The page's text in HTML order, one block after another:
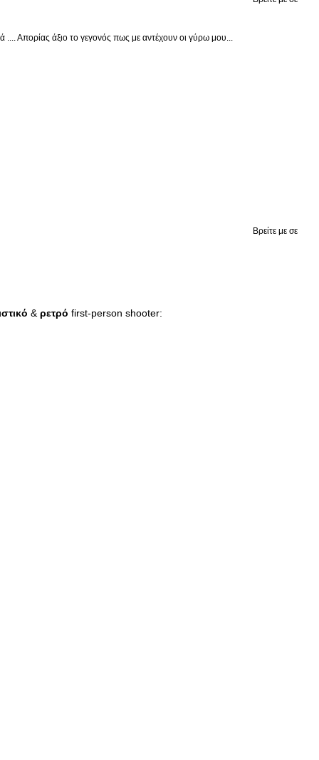
Απορίας άξιο το γεγονός πως με αντέχουν οι γύρω μου...
Βρείτε με σε
& ρετρό first-person shooter: